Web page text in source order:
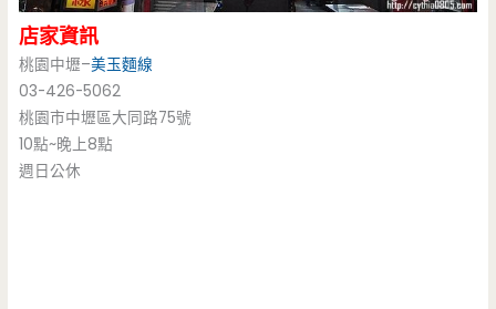
店家資訊
桃園中壢–美玉麵線
03-426-5062
桃園市中壢區大同路75號
10點~晚上8點
週日公休